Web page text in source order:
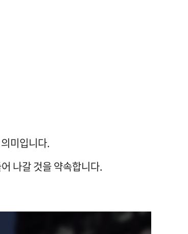
미입니다.​
나갈 것을 약속합니다.​